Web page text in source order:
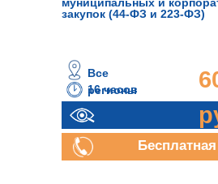
закупок (44-ФЗ и 223-ФЗ)
16 часов
Все
регионы
Бесплатная